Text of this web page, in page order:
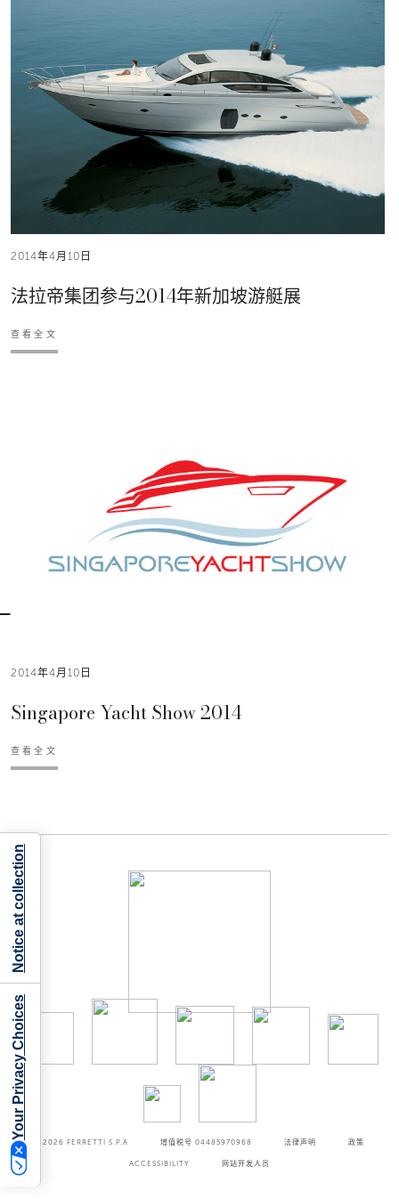
2014年4月10日
法拉帝集团参与2014年新加坡游艇展
查看全文
2014年4月10日
Singapore Yacht Show 2014
查看全文
©2026 FERRETTI S.P.A 增值税号 04485970968 法律声明 政策
ACCESSIBILITY 网站开发人员
Your Privacy Choices
Notice at collection